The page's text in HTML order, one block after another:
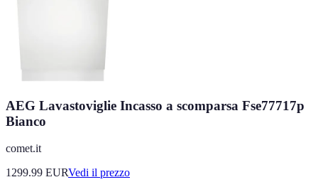
AEG Lavastoviglie Incasso a scomparsa Fse77717p
Bianco
comet.it
1299.99 EURVedi il prezzo